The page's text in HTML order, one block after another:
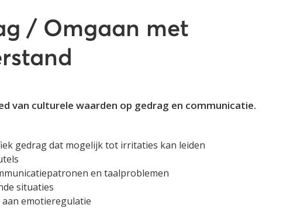
/ Omgaan met
van culturele waarden op gedrag en communicatie.
gedrag dat mogelijk tot irritaties kan leiden
en taalproblemen
situaties
emotieregulatie